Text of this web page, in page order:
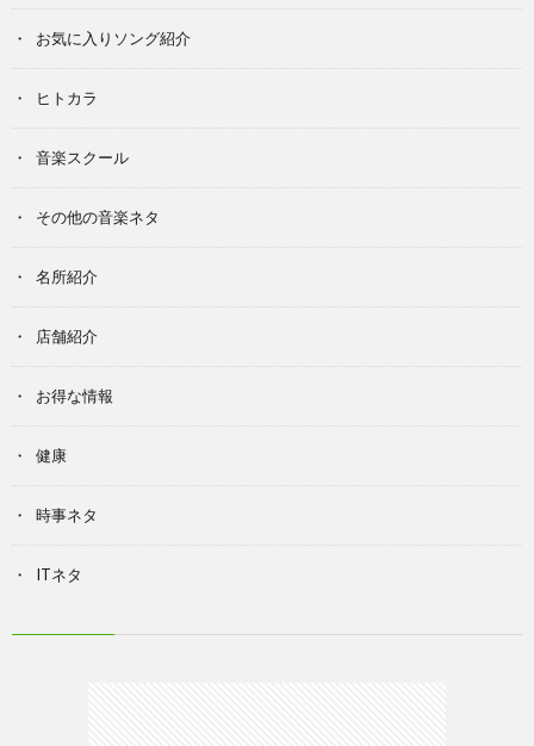
お気に入りソング紹介
ヒトカラ
音楽スクール
その他の音楽ネタ
名所紹介
店舗紹介
お得な情報
健康
時事ネタ
ITネタ